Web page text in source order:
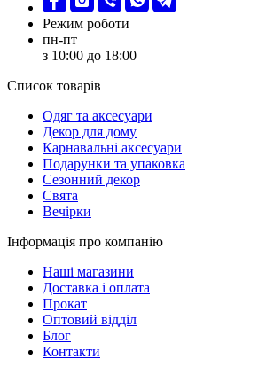
Режим роботи
пн-пт
з 10:00 до 18:00
Список товарів
Oдяг та аксесуари
Декор для дому
Карнавальні аксесуари
Подарунки та упаковка
Сезонний декор
Свята
Вечірки
Інформація про компанію
Наші магазини
Доставка і оплата
Прокат
Оптовий відділ
Блог
Контакти